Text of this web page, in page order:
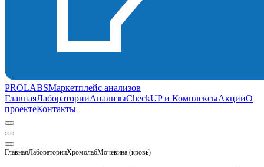
PROLABSМаркетплейс анализов
ГлавнаяЛабораторииАнализыCheckUP и КомплексыАкцииО
проектеКонтакты
ГлавнаяЛабораторииХромолабМочевина (кровь)